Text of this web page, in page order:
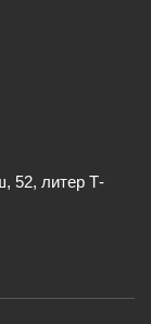
52, литер Т-